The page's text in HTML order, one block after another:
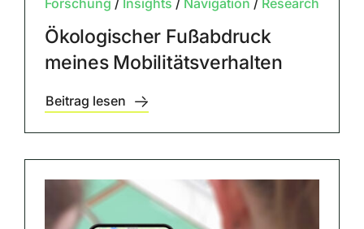
Forschung / Insights / Navigation / Research
Ökologischer Fußabdruck
meines Mobilitätsverhalten
Beitrag lesen